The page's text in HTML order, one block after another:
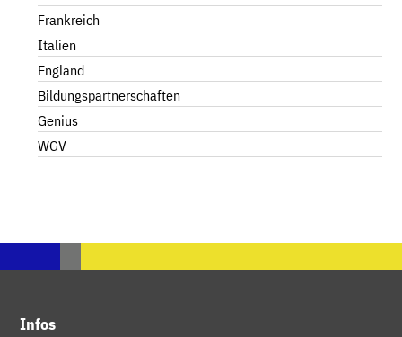
Frankreich
Italien
England
Bildungspartnerschaften
Genius
WGV
Infos